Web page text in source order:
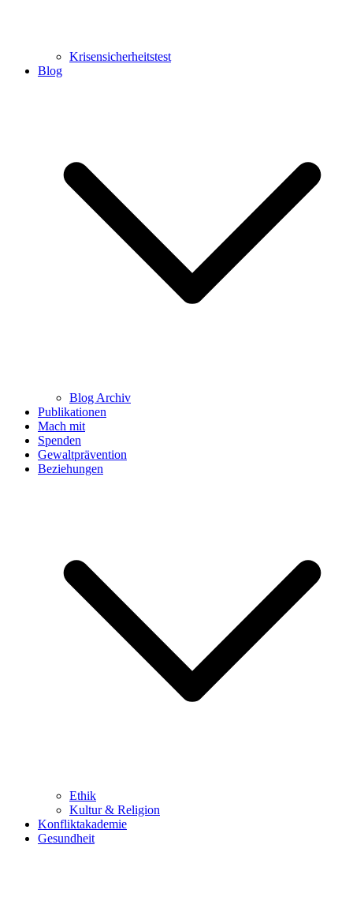
Krisensicherheitstest
Blog
Blog Archiv
Publikationen
Mach mit
Spenden
Gewaltprävention
Beziehungen
Ethik
Kultur & Religion
Konfliktakademie
Gesundheit